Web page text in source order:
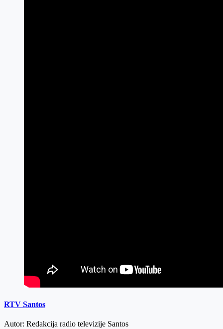
RTV Santos
Autor: Redakcija radio televizije Santos